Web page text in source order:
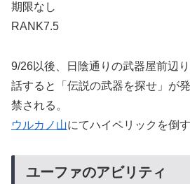
期限なし
RANK7.5
9/26以後、日陰通りの武器屋前辺
話すると「伝説の武器を探せ」が
禁される。
ウルカノ山にてハイペリックを倒す
ユーファのアビリティ